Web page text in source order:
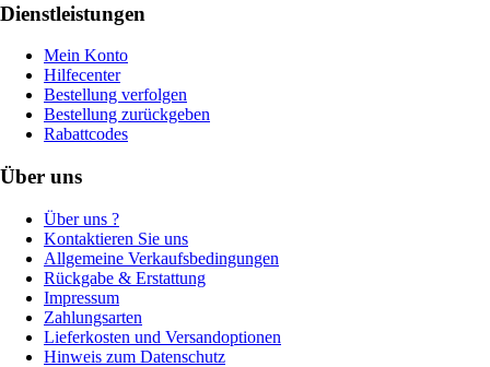
Dienstleistungen
Mein Konto
Hilfecenter
Bestellung verfolgen
Bestellung zurückgeben
Rabattcodes
Über uns
Über uns ?
Kontaktieren Sie uns
Allgemeine Verkaufsbedingungen
Rückgabe & Erstattung
Impressum
Zahlungsarten
Lieferkosten und Versandoptionen
Hinweis zum Datenschutz